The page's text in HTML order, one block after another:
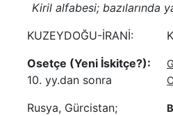
Kiril alfabesi; bazılarında
KUZEYDOĞU-İRANİ:
Osetçe (Yeni İskitçe?):
10. yy.dan sonra
Rusya, Gürcistan;